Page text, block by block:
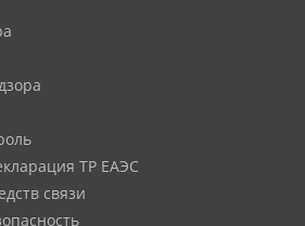
ТР ЕАЭС
связи